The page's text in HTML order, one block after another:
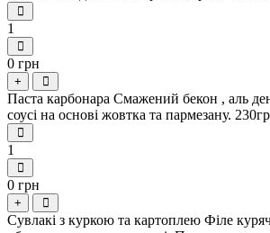
1
0 грн
+
Паста карбонара Смажений бекон , аль
соусі на основі жовтка та пармезану. 230гр
1
0 грн
+
Сувлакі з куркою та картоплею Філе